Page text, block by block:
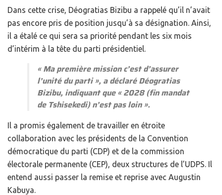
Dans cette crise, Déogratias Bizibu a rappelé qu’il n’avait
pas encore pris de position jusqu’à sa désignation. Ainsi,
il a étalé ce qui sera sa priorité pendant les six mois
d’intérim à la tête du parti présidentiel.
«Ma première mission c’est d’assurer
l’unité du parti », a déclaré Déogratias
Bizibu, indiquant que« 2028 (fin mandat
de Tshisekedi) n’est pas loin».
Il a promis également de travailler en étroite
collaboration avec les présidents de la Convention
démocratique du parti (CDP) et de la commission
électorale permanente (CEP), deux structures de l’UDPS. Il
entend aussi passer la remise et reprise avec Augustin
Kabuya.